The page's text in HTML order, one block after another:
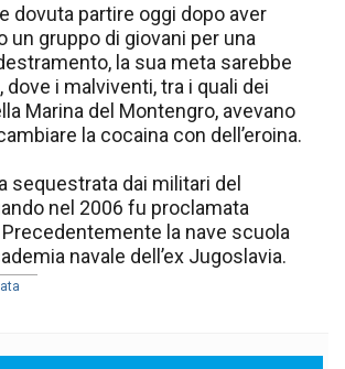
dovuta partire oggi dopo aver
un gruppo di giovani per una
la sua meta sarebbe
dove i malviventi, tra i quali dei
Marina del Montengro, avevano
la cocaina con dell’eroina.
sequestrata dai militari del
nel 2006 fu proclamata
Precedentemente la nave scuola
navale dell’ex Jugoslavia.